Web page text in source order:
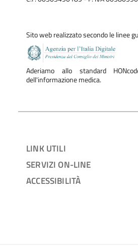
Sito web realizzato secondo le linee
Aderiamo allo standard
dell'informazione medica.
LINK UTILI
SERVIZI ON-LINE
ACCESSIBILITÀ